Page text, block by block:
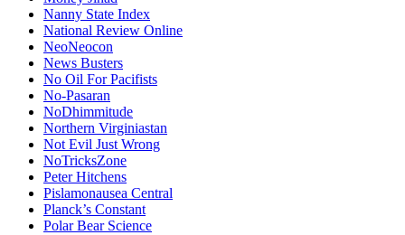
Nanny State Index
National Review Online
NeoNeocon
News Busters
No Oil For Pacifists
No-Pasaran
NoDhimmitude
Northern Virginiastan
Not Evil Just Wrong
NoTricksZone
Peter Hitchens
Pislamonausea Central
Planck’s Constant
Polar Bear Science